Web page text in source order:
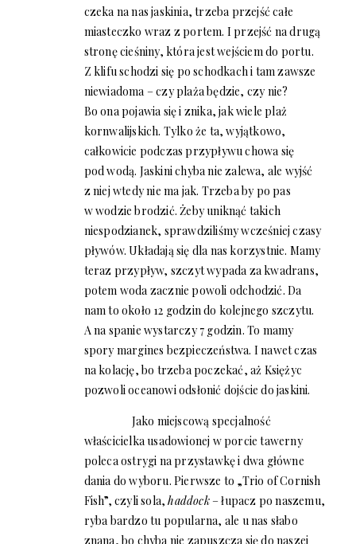
czeka na nas jaskinia, trzeba przejść całe
miasteczko wraz z portem. I przejść na drugą
stronę cieśniny, która jest wejściem do portu.
Z klifu schodzi się po schodkach i tam zawsze
niewiadoma – czy plaża będzie, czy nie?
Bo ona pojawia się i znika, jak wiele plaż
kornwalijskich. Tylko że ta, wyjątkowo,
całkowicie podczas przypływu chowa się
pod wodą. Jaskini chyba nie zalewa, ale wyjść
z niej wtedy nie ma jak. Trzeba by po pas
w wodzie brodzić. Żeby uniknąć takich
niespodzianek, sprawdziliśmy wcześniej czasy
pływów. Układają się dla nas korzystnie. Mamy
teraz przypływ, szczyt wypada za kwadrans,
potem woda zacznie powoli odchodzić. Da
nam to około 12 godzin do kolejnego szczytu.
A na spanie wystarczy 7 godzin. To mamy
spory margines bezpieczeństwa. I nawet czas
na kolację, bo trzeba poczekać, aż Księżyc
pozwoli oceanowi odsłonić dojście do jaskini.
Jako miejscową specjalność
właścicielka usadowionej w porcie tawerny
poleca ostrygi na przystawkę i dwa główne
dania do wyboru. Pierwsze to „Trio of Cornish
Fish”, czyli sola,haddock– łupacz po naszemu,
ryba bardzo tu popularna, ale u nas słabo
znana, bo chyba nie zapuszcza się do naszej